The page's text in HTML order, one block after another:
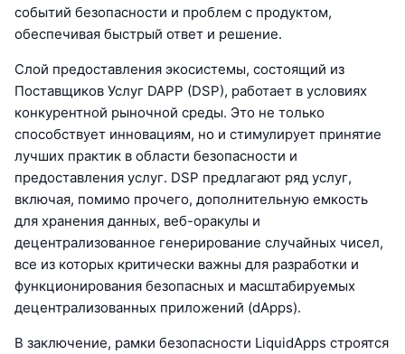
событий безопасности и проблем с продуктом,
обеспечивая быстрый ответ и решение.
Слой предоставления экосистемы, состоящий из
Поставщиков Услуг DAPP (DSP), работает в условиях
конкурентной рыночной среды. Это не только
способствует инновациям, но и стимулирует принятие
лучших практик в области безопасности и
предоставления услуг. DSP предлагают ряд услуг,
включая, помимо прочего, дополнительную емкость
для хранения данных, веб-оракулы и
децентрализованное генерирование случайных чисел,
все из которых критически важны для разработки и
функционирования безопасных и масштабируемых
децентрализованных приложений (dApps).
В заключение, рамки безопасности LiquidApps строятся